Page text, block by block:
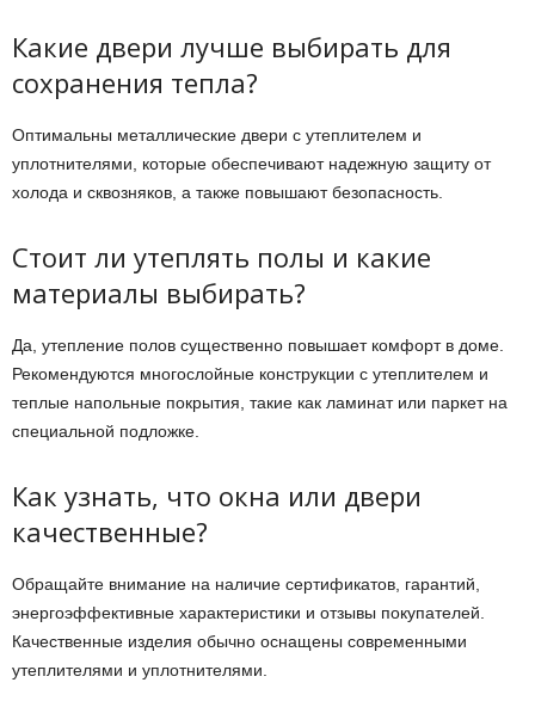
Какие двери лучше выбирать для
сохранения тепла?
Оптимальны металлические двери с утеплителем и
уплотнителями, которые обеспечивают надежную защиту от
холода и сквозняков, а также повышают безопасность.
Стоит ли утеплять полы и какие
материалы выбирать?
Да, утепление полов существенно повышает комфорт в доме.
Рекомендуются многослойные конструкции с утеплителем и
теплые напольные покрытия, такие как ламинат или паркет на
специальной подложке.
Как узнать, что окна или двери
качественные?
Обращайте внимание на наличие сертификатов, гарантий,
энергоэффективные характеристики и отзывы покупателей.
Качественные изделия обычно оснащены современными
утеплителями и уплотнителями.